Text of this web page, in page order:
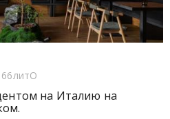
на Италию на